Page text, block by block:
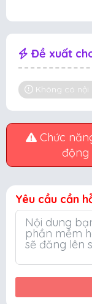
Đề xuất
Không có nội
Chức
động
Yêu cầu cần